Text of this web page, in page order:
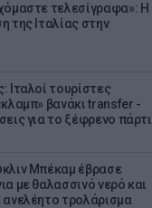
τελεσίγραφα»: Η
της Ιταλίας στην
Ιταλοί τουρίστες
βανάκι transfer -
για το ξέφρενο πάρτι
Μπέκαμ έβρασε
με θαλασσινό νερό και
ανελέητο τρολάρισμα